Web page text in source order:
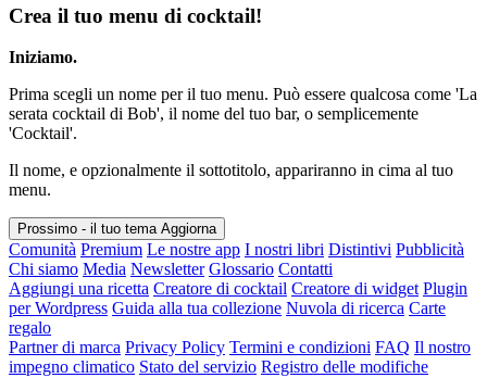
Crea il tuo menu di cocktail!
Iniziamo.
Prima scegli un nome per il tuo menu. Può essere qualcosa come 'La
serata cocktail di Bob', il nome del tuo bar, o semplicemente
'Cocktail'.
Il nome, e opzionalmente il sottotitolo, appariranno in cima al tuo
menu.
Prossimo - il tuo tema Aggiorna
Comunità Premium Le nostre app I nostri libri Distintivi Pubblicità
Chi siamo Media Newsletter Glossario Contatti
Aggiungi una ricetta Creatore di cocktail Creatore di widget Plugin
per Wordpress Guida alla tua collezione Nuvola di ricerca Carte
regalo
Partner di marca Privacy Policy Termini e condizioni FAQ Il nostro
impegno climatico Stato del servizio Registro delle modifiche